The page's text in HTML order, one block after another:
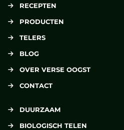
RECEPTEN
PRODUCTEN
TELERS
BLOG
OVER VERSE OOGST
CONTACT
DUURZAAM
BIOLOGISCH TELEN